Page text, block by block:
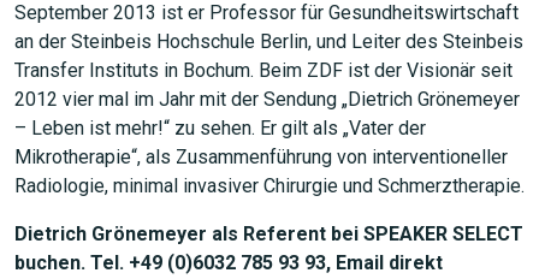
September 2013 ist er Professor für Gesundheitswirtschaft
an der Steinbeis Hochschule Berlin, und Leiter des Steinbeis
Transfer Instituts in Bochum. Beim ZDF ist der Visionär seit
2012 vier mal im Jahr mit der Sendung „Dietrich Grönemeyer
– Leben ist mehr!“ zu sehen. Er gilt als „Vater der
Mikrotherapie“, als Zusammenführung von interventioneller
Radiologie, minimal invasiver Chirurgie und Schmerztherapie.
Dietrich Grönemeyer als Referent bei SPEAKER SELECT
buchen. Tel. +49 (0)6032 785 93 93, Email direkt